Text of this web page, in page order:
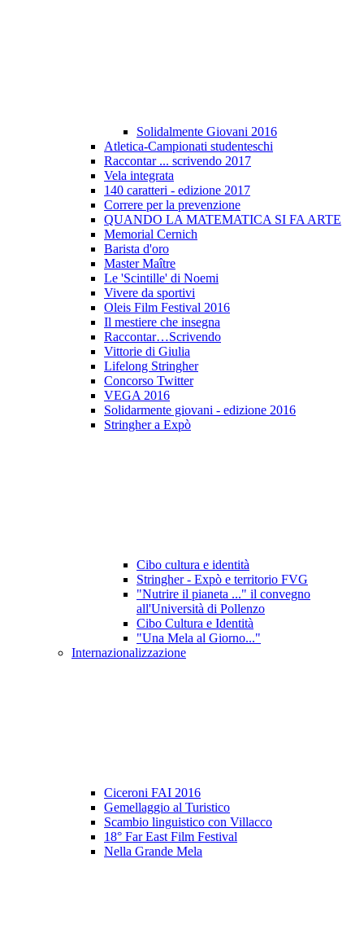
Solidalmente Giovani 2016
Atletica-Campionati studenteschi
Raccontar ... scrivendo 2017
Vela integrata
140 caratteri - edizione 2017
Correre per la prevenzione
QUANDO LA MATEMATICA SI FA ARTE
Memorial Cernich
Barista d'oro
Master Maître
Le 'Scintille' di Noemi
Vivere da sportivi
Oleis Film Festival 2016
Il mestiere che insegna
Raccontar…Scrivendo
Vittorie di Giulia
Lifelong Stringher
Concorso Twitter
VEGA 2016
Solidarmente giovani - edizione 2016
Stringher a Expò
Cibo cultura e identità
Stringher - Expò e territorio FVG
"Nutrire il pianeta ..." il convegno
all'Università di Pollenzo
Cibo Cultura e Identità
"Una Mela al Giorno..."
Internazionalizzazione
Ciceroni FAI 2016
Gemellaggio al Turistico
Scambio linguistico con Villacco
18° Far East Film Festival
Nella Grande Mela